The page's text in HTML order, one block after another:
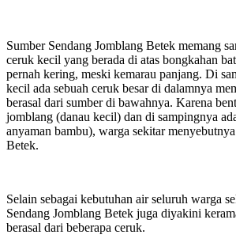
Sumber Sendang Jomblang Betek memang
ceruk kecil yang berada di atas bongkahan
pernah kering, meski kemarau panjang. Di
kecil ada sebuah ceruk besar di dalamnya
berasal dari sumber di bawahnya. Karena
jomblang (danau kecil) dan di sampingnya
anyaman bambu), warga sekitar
Betek.
Selain sebagai kebutuhan air seluruh warga
Sendang Jomblang Betek juga diyakini
berasal dari beberapa ceruk.